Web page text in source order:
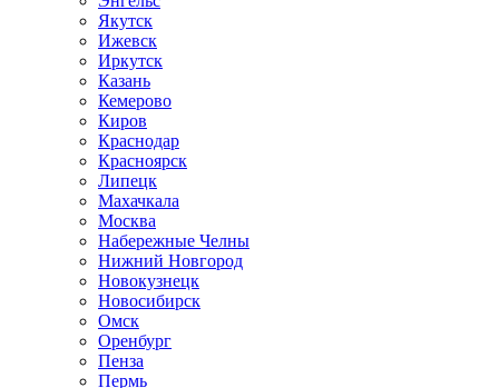
Якутск
Ижевск
Иркутск
Казань
Кемерово
Киров
Краснодар
Красноярск
Липецк
Махачкала
Москва
Набережные Челны
Нижний Новгород
Новокузнецк
Новосибирск
Омск
Оренбург
Пенза
Пермь